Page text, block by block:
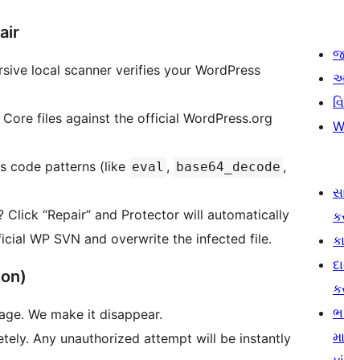
local scanner verifies your WordPress
files against the official WordPress.org
code patterns (like eval , base64_decode ,
Click “Repair” and Protector will automatically
WP SVN and overwrite the infected file.
We make it disappear.
Any unauthorized attempt will be instantly